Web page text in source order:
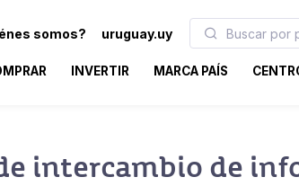
somos? uruguay.uy
INVERTIR MARCA PAÍS
intercambio de